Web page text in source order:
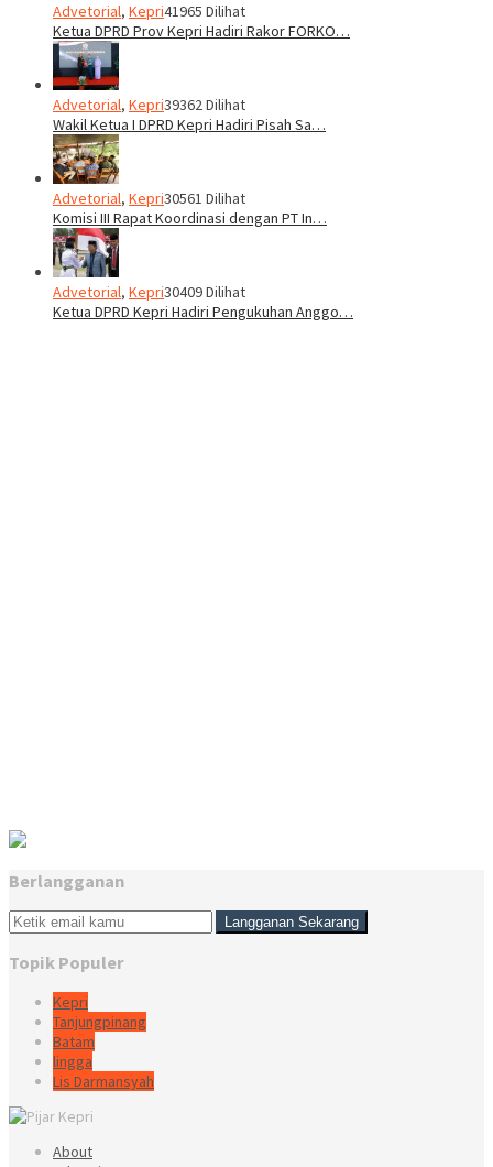
Advetorial, Kepri41965 Dilihat
Ketua DPRD Prov Kepri Hadiri Rakor FORKO…
Advetorial, Kepri39362 Dilihat
Wakil Ketua I DPRD Kepri Hadiri Pisah Sa…
Advetorial, Kepri30561 Dilihat
Komisi III Rapat Koordinasi dengan PT In…
Advetorial, Kepri30409 Dilihat
Ketua DPRD Kepri Hadiri Pengukuhan Anggo…
Berlangganan
Topik Populer
Kepri
Tanjungpinang
Batam
lingga
Lis Darmansyah
About